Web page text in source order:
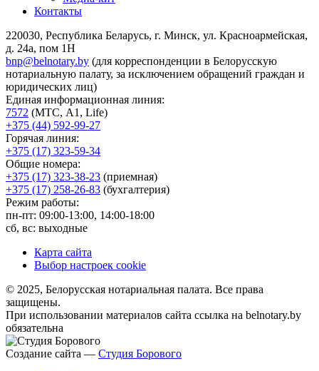
Контакты
220030, Республика Беларусь, г. Минск, ул. Красноармейская,
д. 24а, пом 1Н
bnp@belnotary.by (для корреспонденции в Белорусскую
нотариальную палату, за исключением обращений граждан и
юридических лиц)
Единая информационная линия:
7572 (МТС, A1, Life)
+375 (44) 592-99-27
Горячая линия:
+375 (17) 323-59-34
Общие номера:
+375 (17) 323-38-23 (приемная)
+375 (17) 258-26-83 (бухгалтерия)
Режим работы:
пн-пт: 09:00-13:00, 14:00-18:00
сб, вс: выходные
Карта сайта
Выбор настроек cookie
© 2025, Белорусская нотариальная палата. Все права
защищены.
При использовании материалов сайта ссылка на belnotary.by
обязательна
Создание сайта — Студия Борового